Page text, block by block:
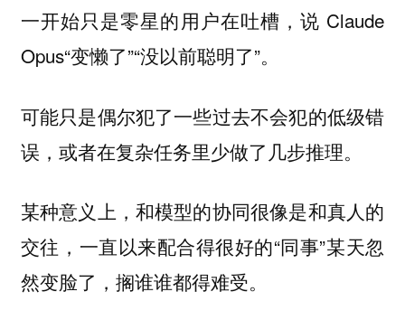
一开始只是零星的用户在吐槽，说 Claude
Opus“变懒了”“没以前聪明了”。
可能只是偶尔犯了一些过去不会犯的低级错
误，或者在复杂任务里少做了几步推理。
某种意义上，和模型的协同很像是和真人的
交往，一直以来配合得很好的“同事”某天忽
然变脸了，搁谁谁都得难受。